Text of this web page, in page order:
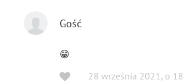
Gość
😁
28 września 2021 , o